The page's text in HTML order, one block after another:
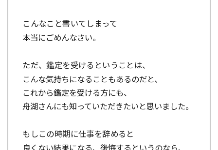
こんなこと書いてしまって
本当にごめんなさい。
ただ、鑑定を受けるということは、
こんな気持ちになることもあるのだと、
これから鑑定を受ける方にも、
舟湖さんにも知っていただきたいと思いました。
もしこの時期に仕事を辞めると
良くない結果になる、後悔するというのなら、